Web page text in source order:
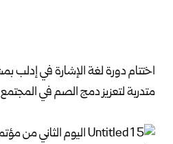
متدربة لتعزيز دمج الصم في المجتمع